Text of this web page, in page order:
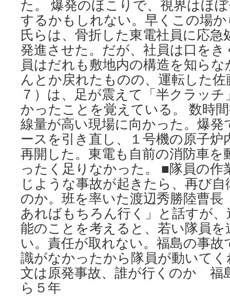
た。 爆発のほこりで、視界はほ
するかもしれない。早くこの場
氏らは、骨折した東電社員に応急
発進させた。だが、社員は口を
員はだれも敷地内の構造を知ら
んとか戻れたものの、運転した
７）は、足が震えて「半クラッ
かったことを覚えている。 数時
線量が高い現場に向かった。爆発
ースを引き直し、１号機の原子
再開した。東電も自前の消防車
ったく足りなかった。 ■隊員の作
じような事故が起きたら、再び
のか。班を率いた渡辺秀勝陸曹長
あればもちろん行く」と話すが
能のことを考えると、若い隊員
い。責任が取れない。福島の事
識がなかったから隊員が動いて
文は原発事故、誰が行くのか 福
ら５年